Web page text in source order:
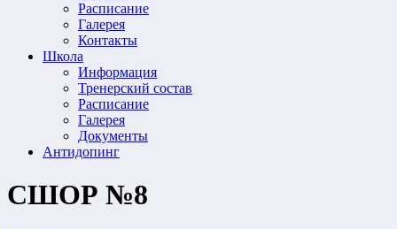
Расписание
Галерея
Контакты
Школа
Информация
Тренерский состав
Расписание
Галерея
Документы
Антидопинг
СШОР №8